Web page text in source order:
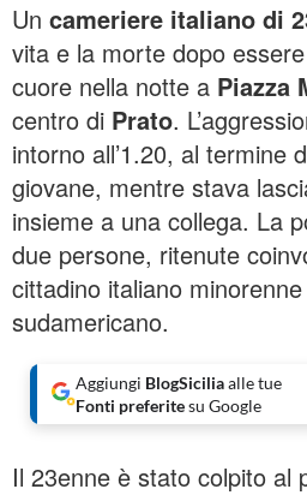
Un cameriere italiano di
vita e la morte dopo
cuore nella notte a Piazza
centro di Prato.
intorno all’1.20, al termine
giovane, mentre stava
insieme a una collega. La
due persone, ritenute
cittadino italiano
sudamericano.
Aggiungi BlogSiciliaalle tue
Fonti preferitesu Google
Il 23enne è stato colpito al